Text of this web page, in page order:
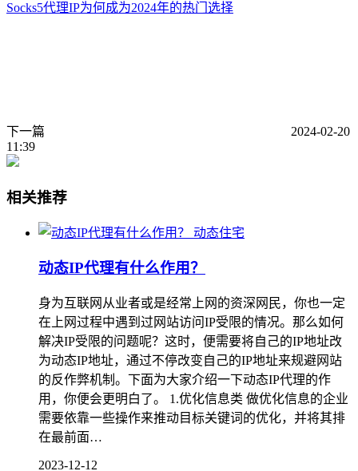
Socks5代理IP为何成为2024年的热门选择
下一篇
2024-02-20
11:39
相关推荐
动态住宅
动态IP代理有什么作用？
身为互联网从业者或是经常上网的资深网民，你也一定
在上网过程中遇到过网站访问IP受限的情况。那么如何
解决IP受限的问题呢？这时，便需要将自己的IP地址改
为动态IP地址，通过不停改变自己的IP地址来规避网站
的反作弊机制。下面为大家介绍一下动态IP代理的作
用，你便会更明白了。 1.优化信息类 做优化信息的企业
需要依靠一些操作来推动目标关键词的优化，并将其排
在最前面…
2023-12-12